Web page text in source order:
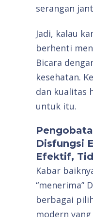
serangan
Jadi, kalau
berhenti
Bicara
kesehatan.
dan kualitas
untuk itu.
Disfungsi
Efektif,
Kabar
“menerima”
berbagai
modern